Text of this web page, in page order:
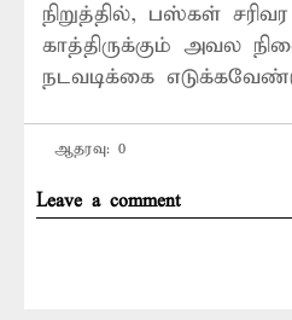
நிறுத்தில், பஸ்கள்
காத்திருக்கும் அவல
நடவடிக்கை
ஆதரவு: 0
Leave a comment